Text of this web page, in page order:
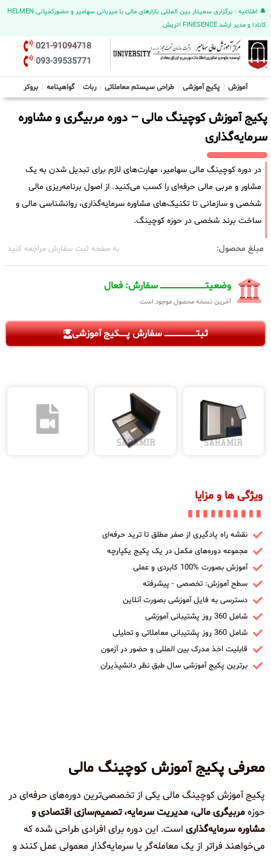
🔔 اطلاعیه : برگزاری سمینار بین المللی بازارهای مالی با میزبانی سهامیر و حضورکمپانی HELMEN
کانادا و مدیر ارشد FINESENCE اتریش
021-91094718
093-39535771
آموزش پکیج آموزشی طراحی سیستم معاملاتی ربات گواهینامه بروکر
پکیج آموزش کوچینگ مالی – دوره مربیگری و مشاوره
سرمایه‌گذاری
در دوره کوچینگ مالی سهامیر، مهارت‌های لازم برای تبدیل شدن به یک
مشاور و مربی مالی حرفه‌ای را کسب می‌کنید. از اصول برنامه‌ریزی مالی
شخصی و سازمانی تا تکنیک‌های مشاوره سرمایه‌گذاری، روانشناسی مالی و
ساخت برند شخصی در حوزه کوچینگ.
مبلغ محصول: به صفحه ثبت سفارش مراجعه کنید
وضعیتـــــــــــــــــــــــــــــــــــــ سفارش: فعال
آخرین نسخه محصول موجود است
ثبتــــــــــــــــــــــــــ سفارش پــــــکیج آموزشی
ویژگی ها و مزایا
نقشه راه یادگیری از صفر مطلق تا ترید حرفه‌ای
مجموعه دوره‌های مکمل در یک پکیج یکپارچه
آموزش بصورت %100 کابردی و عملی
سطح آموزش: تخصصی - پیشرفته
دسترسی به فایل آموزشی بصورت آنلاین
شامل 360 روز پشتیبانی آموزشی
شامل 360 روز پشتیبانی معاملاتی و تحلیلی
قابلیت اخذ مدرک بین المللی و حضور در آزمون
برترین پکیج آموزشی سال طبق نظر دانشپذیران
معرفی پکیج آموزش کوچینگ مالی
پکیج آموزش کوچینگ مالی یکی از تخصصی‌ترین دوره‌های حرفه‌ای در
حوزهمربیگری مالی، مدیریت سرمایه، تصمیم‌سازی اقتصادی و
مشاوره سرمایه‌گذاری است. این دوره برای افرادی طراحی شده که
می‌خواهند فراتر از یک معامله‌گر یا سرمایه‌گذار معمولی عمل کنند و